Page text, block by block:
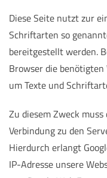
Diese Seite nutzt zur
Schriftarten so
bereitgestellt werden.
Browser die
um Texte und
Zu diesem Zweck
Verbindung zu den
Hierdurch erlangt
IP-Adresse unsere